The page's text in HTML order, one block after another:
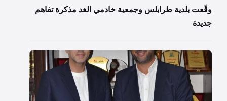
وقّعت بلدية طرابلس وجمعية خادمي الغد مذكرة تفاهم
جديدة